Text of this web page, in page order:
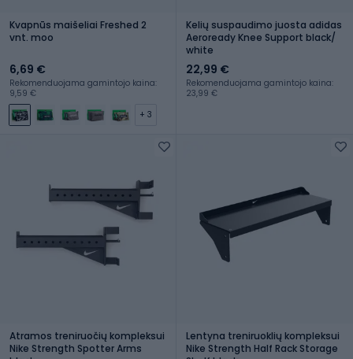
Kvapnūs maišeliai Freshed 2
vnt. moo
6,69 €
Rekomenduojama gamintojo kaina:
9,59 €
+ 3
Kelių suspaudimo juosta adidas
Aeroready Knee Support black/
white
22,99 €
Rekomenduojama gamintojo kaina:
23,99 €
Atramos treniruočių kompleksui
Nike Strength Spotter Arms
Lentyna treniruoklių kompleksui
Nike Strength Half Rack Storage